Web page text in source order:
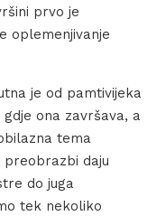
prvo je
oplemenjivanje
je od pamtivijeka
ona završava, a
tema
daju
do juga
tek nekoliko